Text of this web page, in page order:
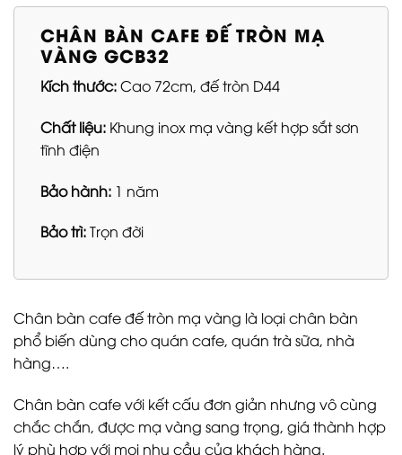
CHÂN BÀN CAFE ĐẾ TRÒN MẠ
VÀNG GCB32
Kích thước:Cao 72cm, đế tròn D44
Chất liệu: Khung inox mạ vàng kết hợp sắt sơn
tĩnh điện
Bảo hành: 1 năm
Bảo trì:Trọn đời
Chân bàn cafe đế tròn mạ vàng là loại chân bàn
phổ biến dùng cho quán cafe, quán trà sữa, nhà
hàng….
Chân bàn cafe với kết cấu đơn giản nhưng vô cùng
chắc chắn, được mạ vàng sang trọng, giá thành hợp
lý phù hợp với mọi nhu cầu của khách hàng.